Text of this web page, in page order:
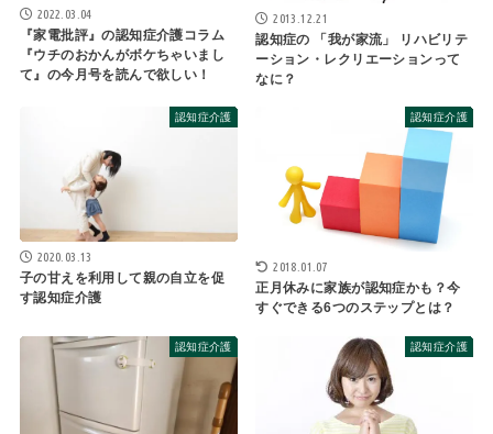
2022.03.04
『家電批評』の認知症介護コラム
『ウチのおかんがボケちゃいまし
て』の今月号を読んで欲しい！
2013.12.21
認知症の 「我が家流」 リハビリテ
ーション・レクリエーションって
なに？
認知症介護
2020.03.13
子の甘えを利用して親の自立を促
す認知症介護
認知症介護
2018.01.07
正月休みに家族が認知症かも？今
すぐできる6つのステップとは？
認知症介護 認知症介護